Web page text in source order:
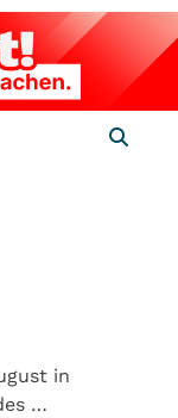
in
…